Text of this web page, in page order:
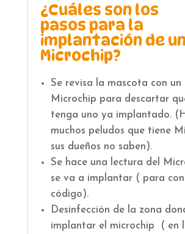
¿Cuáles son los
pasos para la
implantación de
Microchip?
Se revisa la mascota con
Microchip para descartar
tenga uno ya implantado.
muchos peludos que tiene
sus dueños no saben).
Se hace una lectura del
se va a implantar ( para
código).
Desinfección de la zona
implantar el microchip ( en